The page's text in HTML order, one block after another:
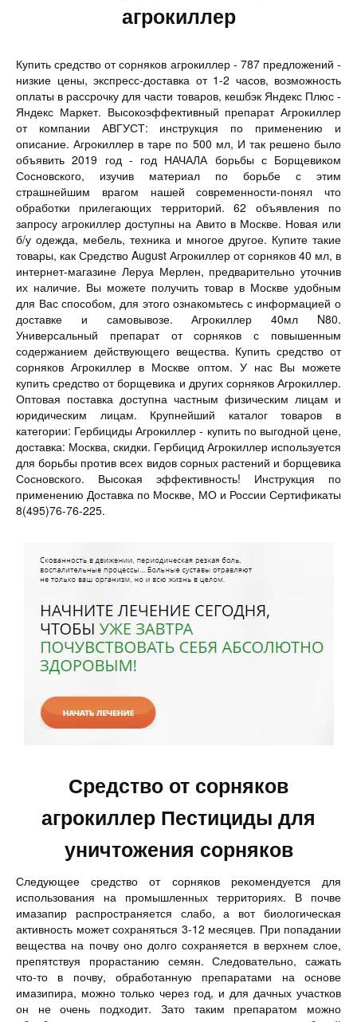
агрокиллер
Купить средство от сорняков агрокиллер - 787 предложений -
низкие цены, экспресс-доставка от 1-2 часов, возможность
оплаты в рассрочку для части товаров, кешбэк Яндекс Плюс -
Яндекс Маркет. Высокоэффективный препарат Агрокиллер
от компании АВГУСТ: инструкция по применению и
описание. Агрокиллер в таре по 500 мл, И так решено было
объявить 2019 год - год НАЧАЛА борьбы с Борщевиком
Сосновского, изучив материал по борьбе с этим
страшнейшим врагом нашей современности-понял что
обработки прилегающих территорий. 62 объявления по
запросу агрокиллер доступны на Авито в Москве. Новая или
б/у одежда, мебель, техника и многое другое. Купите такие
товары, как Средство August Агрокиллер от сорняков 40 мл, в
интернет-магазине Леруа Мерлен, предварительно уточнив
их наличие. Вы можете получить товар в Москве удобным
для Вас способом, для этого ознакомьтесь с информацией о
доставке и самовывозе. Агрокиллер 40мл N80.
Универсальный препарат от сорняков с повышенным
содержанием действующего вещества. Купить средство от
сорняков Агрокиллер в Москве оптом. У нас Вы можете
купить средство от борщевика и других сорняков Агрокиллер.
Оптовая поставка доступна частным физическим лицам и
юридическим лицам. Крупнейший каталог товаров в
категории: Гербициды Агрокиллер - купить по выгодной цене,
доставка: Москва, скидки. Гербицид Агрокиллер используется
для борьбы против всех видов сорных растений и борщевика
Сосновского. Высокая эффективность! Инструкция по
применению Доставка по Москве, МО и России Сертификаты
8(495)76-76-225.
Средство от сорняков
агрокиллер Пестициды для
уничтожения сорняков
Следующее средство от сорняков рекомендуется для
использования на промышленных территориях. В почве
имазапир распространяется слабо, а вот биологическая
активность может сохраняться 3-12 месяцев. При попадании
вещества на почву оно долго сохраняется в верхнем слое,
препятствуя прорастанию семян. Следовательно, сажать
что-то в почву, обработанную препаратами на основе
имазипира, можно только через год, и для дачных участков
он не очень подходит. Зато таким препаратом можно